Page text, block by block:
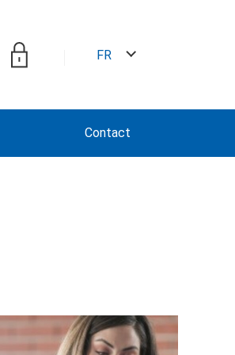
FR
Contact